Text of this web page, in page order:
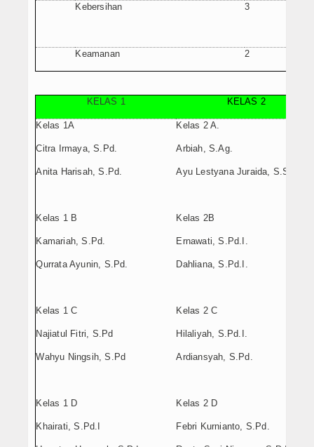
Kebersihan 3
Keamanan 2
KELAS 1 KELAS 2
Kelas 1A
Citra Irmaya, S.Pd.
Anita Harisah, S.Pd.
Kelas 1 B
Kamariah, S.Pd.
Qurrata Ayunin, S.Pd.
Kelas 1 C
Najiatul Fitri, S.Pd
Wahyu Ningsih, S.Pd
Kelas 1 D
Khairati, S.Pd.I
Kelas 2 A.
Arbiah, S.Ag.
Ayu Lestyana Juraida, S.Sos.
Kelas 2B
Ernawati, S.Pd.I.
Dahliana, S.Pd.I.
Kelas 2 C
Hilaliyah, S.Pd.I.
Ardiansyah, S.Pd.
Kelas 2 D
Febri Kurnianto, S.Pd.